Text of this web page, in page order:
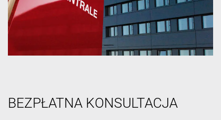
BEZPŁATNA KONSULTACJA